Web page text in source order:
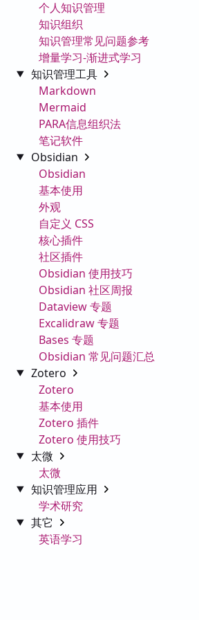
个人知识管理
知识组织
知识管理常见问题参考
增量学习-渐进式学习
知识管理工具
Markdown
Mermaid
PARA信息组织法
笔记软件
Obsidian
Obsidian
基本使用
外观
自定义 CSS
核心插件
社区插件
Obsidian 使用技巧
Obsidian 社区周报
Dataview 专题
Excalidraw 专题
Bases 专题
Obsidian 常见问题汇总
Zotero
Zotero
基本使用
Zotero 插件
Zotero 使用技巧
太微
太微
知识管理应用
学术研究
其它
英语学习